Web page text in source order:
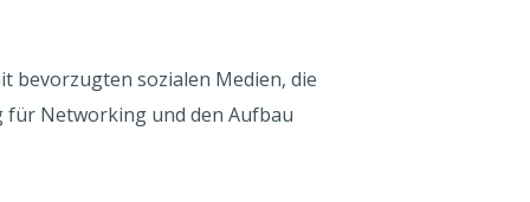
bevorzugten sozialen Medien, die
für Networking und den Aufbau